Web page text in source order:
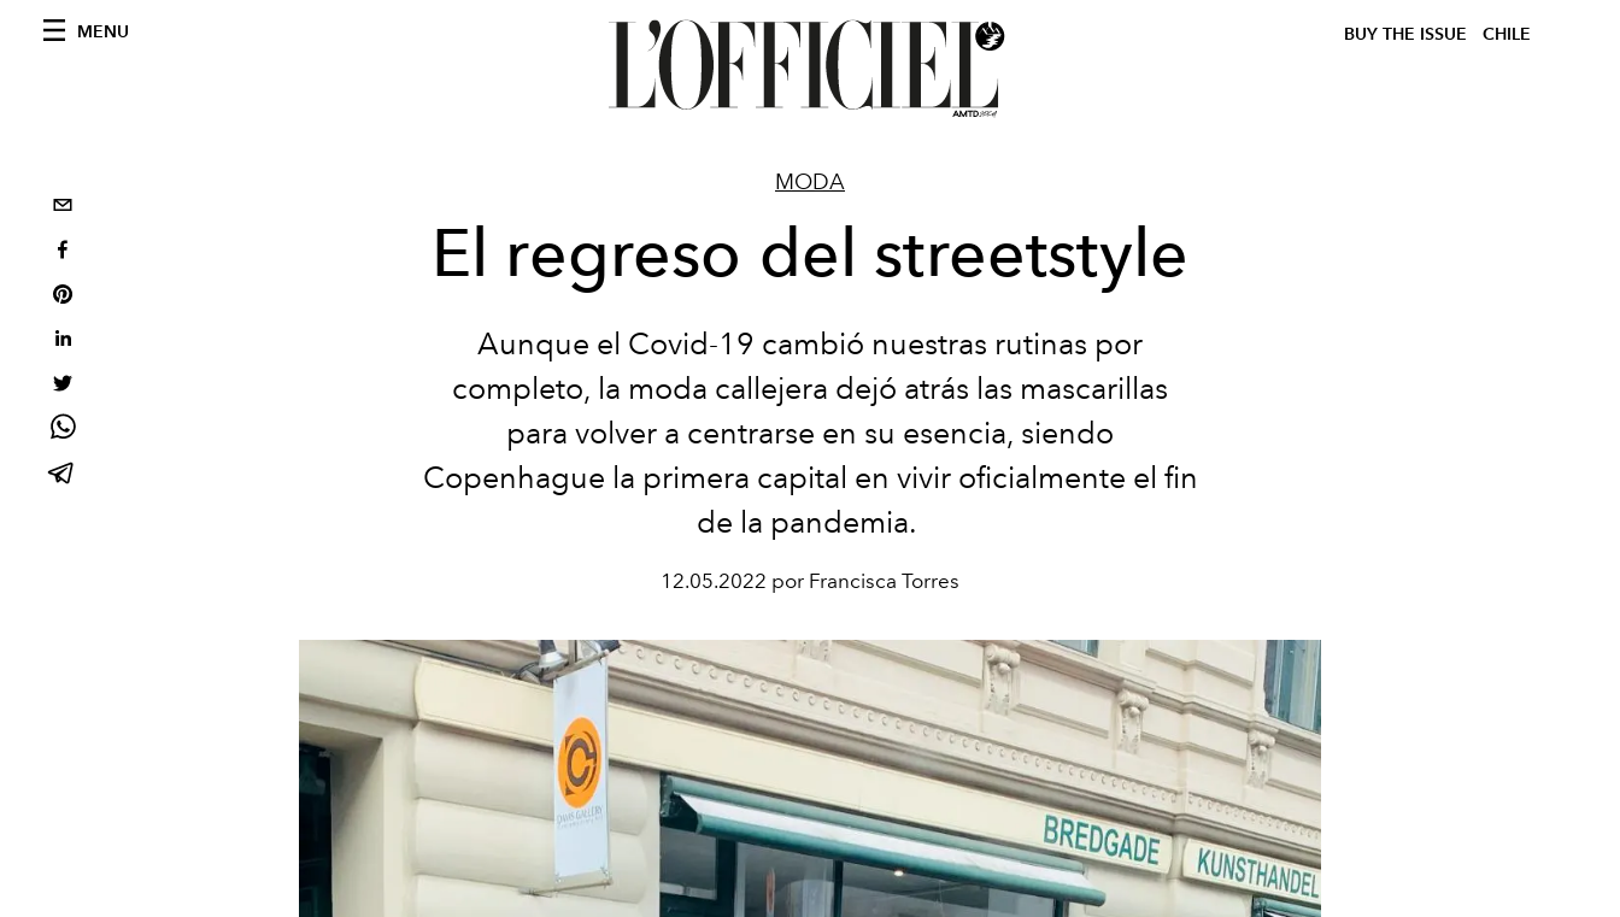
MENU BUY THE ISSUE CHILE
MODA
El regreso del streetstyle
Aunque el Covid-19 cambió nuestras rutinas por
completo, la moda callejera dejó atrás las mascarillas
para volver a centrarse en su esencia, siendo
Copenhague la primera capital en vivir oficialmente el fin
de la pandemia.
12.05.2022 por Francisca Torres